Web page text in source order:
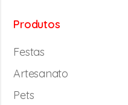
Produtos
Festas
Artesanato
Pets